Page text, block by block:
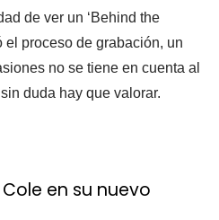
de ver un ‘Behind the
el proceso de grabación, un
no se tiene en cuenta al
duda hay que valorar.
en su nuevo